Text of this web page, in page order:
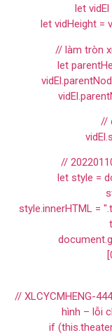
let vidEl
let vidHeight =
// làm tròn
let
//
//
let style =
style.innerHTML =
// XLCYCMHENG-
hình – lỗi
if